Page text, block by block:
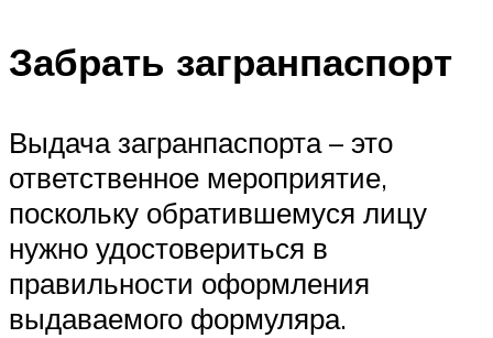
Забрать загранпаспорт
Выдача загранпаспорта – это
ответственное мероприятие,
поскольку обратившемуся лицу
нужно удостовериться в
правильности оформления
выдаваемого формуляра.